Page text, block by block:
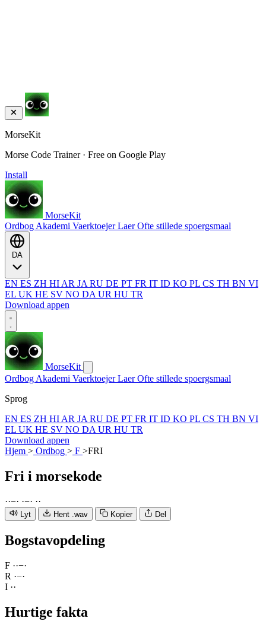
MorseKit
Morse Code Trainer · Free on Google Play
Install
MorseKit
Ordbog Akademi VaerktoejerLaerOfte stillede spoergsmaal
EN ES ZH HI AR JA RU DE PT FR IT ID KO PL CS TH BN VI
EL UK HE SV NO DA UR HU TR
Download appen
MorseKit
Ordbog Akademi VaerktoejerLaerOfte stillede spoergsmaal
Sprog
EN ES ZH HI AR JA RU DE PT FR IT ID KO PL CS TH BN VI
EL UK HE SV NO DA UR HU TR
Download appen
Hjem > Ordbog > F >FRI
Fri i morsekode
··−· ·−· ··
Lyt Hent .wav Kopier Del
Bogstavopdeling
F ··−·
R ·−·
I ··
Hurtige fakta